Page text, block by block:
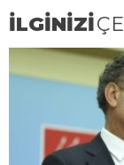
İLGİNİZİ